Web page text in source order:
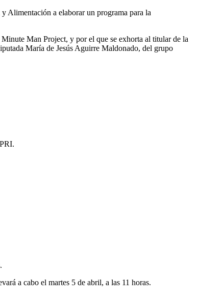
Alimentación a elaborar un programa para la
Man Project, y por el que se exhorta al titular de la
María de Jesús Aguirre Maldonado, del grupo
a cabo el martes 5 de abril, a las 11 horas.